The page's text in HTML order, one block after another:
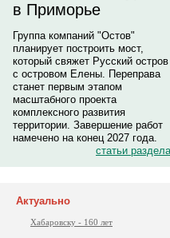
в Приморье
Группа компаний "Остов"
планирует построить мост,
который свяжет Русский остров
с островом Елены. Переправа
станет первым этапом
масштабного проекта
комплексного развития
территории. Завершение работ
намечено на конец 2027 года.
статьи раздела
Актуально
Хабаровску - 160 лет